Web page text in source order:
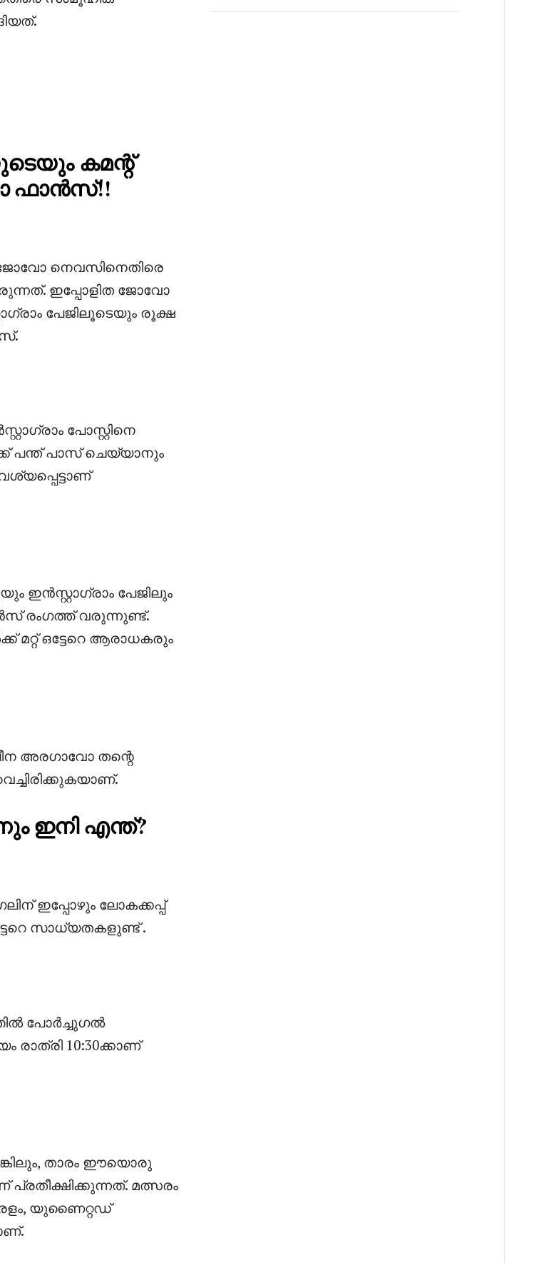
കമന്റ്
ഫാൻസ്‌!!
നെവസിനെതിരെ
ഇപ്പോളിത ജോവോ
പേജിലൂടെയും രൂക്ഷ
പോസ്റ്റിനെ
പന്ത് പാസ് ചെയ്യാനും
പേജിലും
രംഗത്ത് വരുന്നുണ്ട്.
മറ്റ് ഒട്ടേറെ ആരാധകരും
അരഗാവോ തന്റെ
ഇനി എന്ത്?
ഇപ്പോഴും ലോകക്കപ്പ്
സാധ്യതകളുണ്ട് .
പോർച്ചുഗൽ
10:30ക്കാണ്
താരം ഈയൊരു
മത്സരം
യുണൈറ്റഡ്